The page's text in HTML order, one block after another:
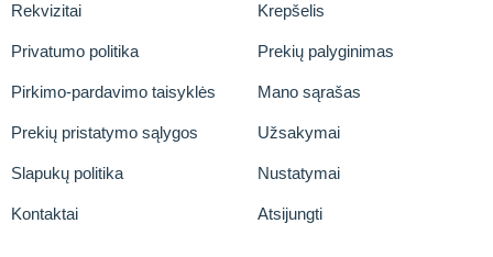
Rekvizitai
Privatumo politika
Pirkimo-pardavimo taisyklės
Prekių pristatymo sąlygos
Slapukų politika
Kontaktai
Krepšelis
Prekių palyginimas
Mano sąrašas
Užsakymai
Nustatymai
Atsijungti